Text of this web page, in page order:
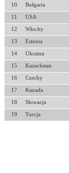
10 Bułgaria
11 USA
12 Włochy
13 Estonia
14 Ukraina
15 Kazachstan
16 Czechy
17 Kanada
18 Słowacja
19 Turcja